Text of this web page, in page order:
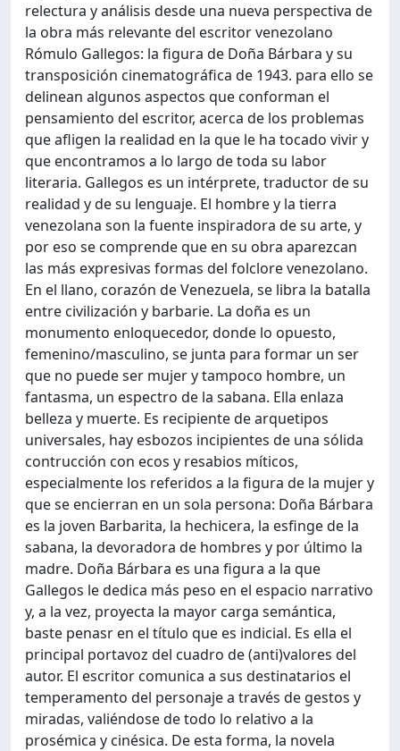
relectura y análisis desde una nueva perspectiva de
la obra más relevante del escritor venezolano
Rómulo Gallegos: la figura de Doña Bárbara y su
transposición cinematográfica de 1943. para ello se
delinean algunos aspectos que conforman el
pensamiento del escritor, acerca de los problemas
que afligen la realidad en la que le ha tocado vivir y
que encontramos a lo largo de toda su labor
literaria. Gallegos es un intérprete, traductor de su
realidad y de su lenguaje. El hombre y la tierra
venezolana son la fuente inspiradora de su arte, y
por eso se comprende que en su obra aparezcan
las más expresivas formas del folclore venezolano.
En el llano, corazón de Venezuela, se libra la batalla
entre civilización y barbarie. La doña es un
monumento enloquecedor, donde lo opuesto,
femenino/masculino, se junta para formar un ser
que no puede ser mujer y tampoco hombre, un
fantasma, un espectro de la sabana. Ella enlaza
belleza y muerte. Es recipiente de arquetipos
universales, hay esbozos incipientes de una sólida
contrucción con ecos y resabios míticos,
especialmente los referidos a la figura de la mujer y
que se encierran en un sola persona: Doña Bárbara
es la joven Barbarita, la hechicera, la esfinge de la
sabana, la devoradora de hombres y por último la
madre. Doña Bárbara es una figura a la que
Gallegos le dedica más peso en el espacio narrativo
y, a la vez, proyecta la mayor carga semántica,
baste penasr en el título que es indicial. Es ella el
principal portavoz del cuadro de (anti)valores del
autor. El escritor comunica a sus destinatarios el
temperamento del personaje a través de gestos y
miradas, valiéndose de todo lo relativo a la
prosémica y cinésica. De esta forma, la novela